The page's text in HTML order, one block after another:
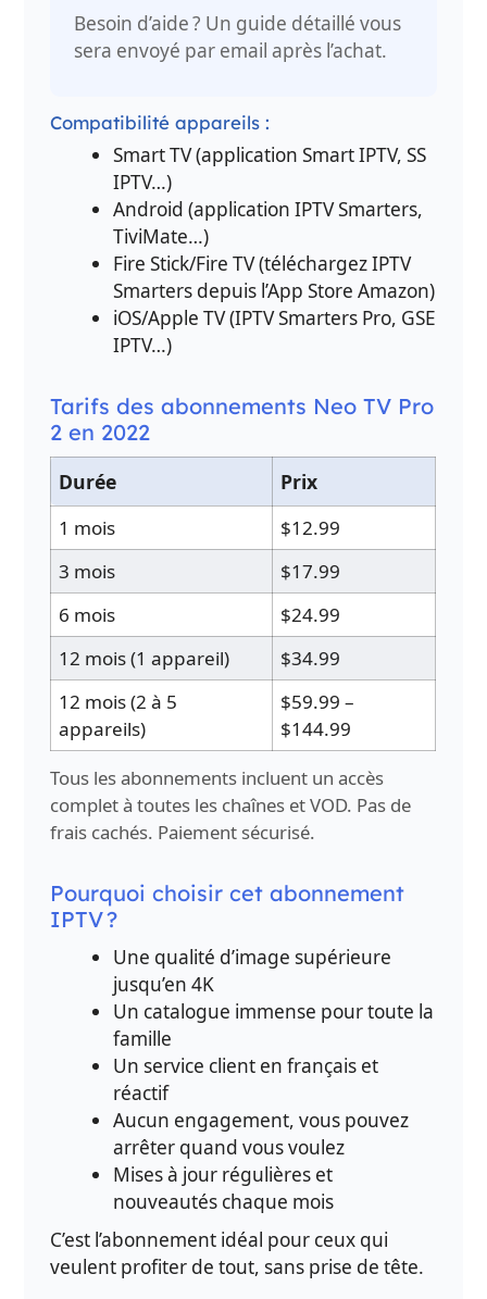
Besoin d’aide ? Un guide détaillé vous
sera envoyé par email après l’achat.
Compatibilité appareils :
Smart TV (application Smart IPTV, SS
IPTV…)
Android (application IPTV Smarters,
TiviMate…)
Fire Stick/Fire TV (téléchargez IPTV
Smarters depuis l’App Store Amazon)
iOS/Apple TV (IPTV Smarters Pro, GSE
IPTV…)
Tarifs des abonnements Neo TV Pro
2 en 2022
Durée Prix
1 mois
$12.99
3 mois
$17.99
6 mois
$24.99
12 mois (1 appareil)
$34.99
12 mois (2 à 5
appareils)
$59.99 –
$144.99
Tous les abonnements incluent un accès
complet à toutes les chaînes et VOD. Pas de
frais cachés. Paiement sécurisé.
Pourquoi choisir cet abonnement
IPTV ?
Une qualité d’image supérieure
jusqu’en 4K
Un catalogue immense pour toute la
famille
Un service client en français et
réactif
Aucun engagement, vous pouvez
arrêter quand vous voulez
Mises à jour régulières et
nouveautés chaque mois
C’est l’abonnement idéal pour ceux qui
veulent profiter de tout, sans prise de tête.